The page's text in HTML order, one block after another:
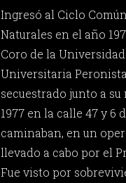
Ingresó al Ciclo
Naturales en el año
Coro de la
Universitaria
secuestrado junto a
1977 en la calle 47 y 6
caminaban, en un
llevado a cabo por el
Fue visto por